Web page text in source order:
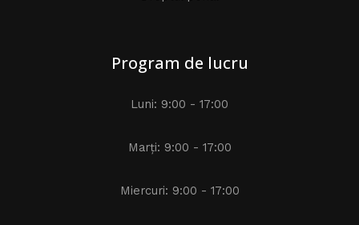
Program de lucru
Luni: 9:00 - 17:00
Marți: 9:00 - 17:00
Miercuri: 9:00 - 17:00